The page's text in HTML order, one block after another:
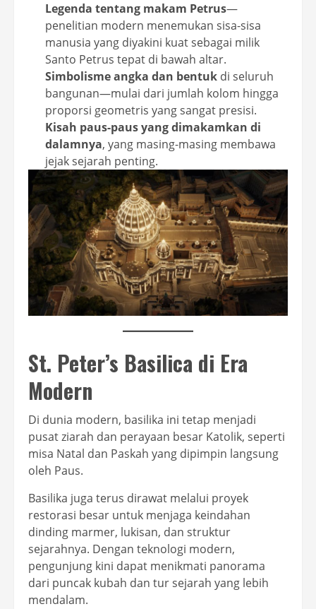
Legenda tentang makam Petrus—
penelitian modern menemukan sisa-sisa
manusia yang diyakini kuat sebagai milik
Santo Petrus tepat di bawah altar.
Simbolisme angka dan bentuk di seluruh
bangunan—mulai dari jumlah kolom hingga
proporsi geometris yang sangat presisi.
Kisah paus-paus yang dimakamkan di
dalamnya, yang masing-masing membawa
jejak sejarah penting.
St. Peter’s Basilica di Era
Modern
Di dunia modern, basilika ini tetap menjadi
pusat ziarah dan perayaan besar Katolik, seperti
misa Natal dan Paskah yang dipimpin langsung
oleh Paus.
Basilika juga terus dirawat melalui proyek
restorasi besar untuk menjaga keindahan
dinding marmer, lukisan, dan struktur
sejarahnya. Dengan teknologi modern,
pengunjung kini dapat menikmati panorama
dari puncak kubah dan tur sejarah yang lebih
mendalam.